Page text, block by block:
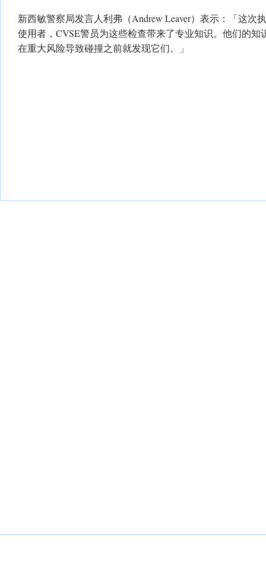
新西敏警察局发言人利弗（Andrew Leaver）表示：「这次
使用者，CVSE警员为这些检查带来了专业知识。他们的知
在重大风险导致碰撞之前就发现它们。」